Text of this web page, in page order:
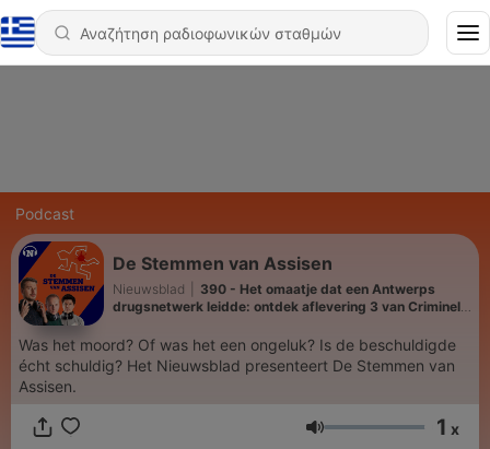
Podcast
De Stemmen van Assisen
Nieuwsblad
390 - Het omaatje dat een Antwerps
drugsnetwerk leidde: ontdek aflevering 3 van Criminele
Was het moord? Of was het een ongeluk? Is de beschuldigde
écht schuldig? Het Nieuwsblad presenteert De Stemmen van
Assisen.
Ένταση 1 x